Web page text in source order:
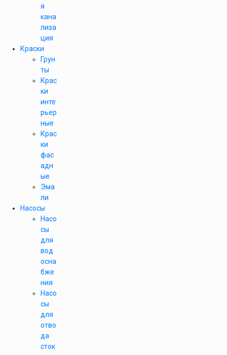
я
кана
лиза
ция
Краски
Грун
ты
Крас
ки
инте
рьер
ные
Крас
ки
фас
адн
ые
Эма
ли
Насосы
Насо
сы
для
вод
осна
бже
ния
Насо
сы
для
отво
да
сток